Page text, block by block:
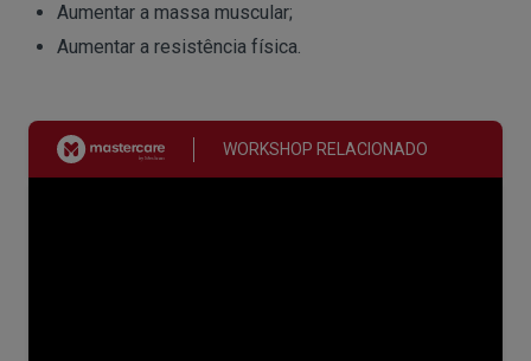
Aumentar a massa muscular;
Aumentar a resistência física.
WORKSHOP RELACIONADO